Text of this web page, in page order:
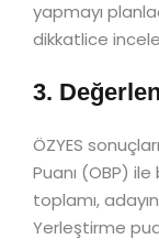
yapmayı
dikkatlice
3.
ÖZYES
Puanı (OBP)
toplamı,
Yerleştirme